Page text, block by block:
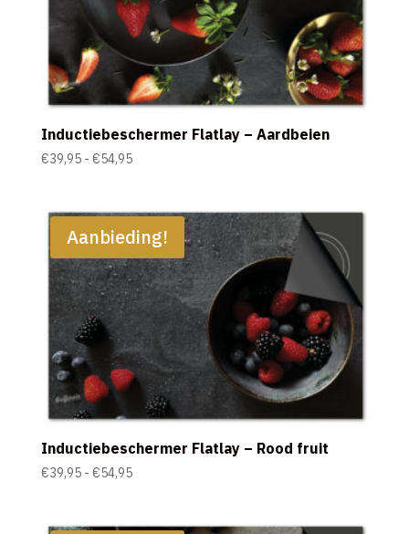
Inductiebeschermer Flatlay – Aardbeien
€39,95 - €54,95Prijsklasse:
€54,95
Aanbieding!
Inductiebeschermer Flatlay – Rood fruit
€39,95 - €54,95Prijsklasse: